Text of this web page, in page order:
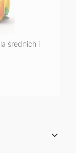
średnich i